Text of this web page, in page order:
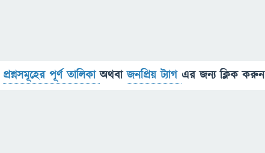
প্রশ্নসমূহের পূর্ণ তালিকাঅথবাজনপ্রিয় ট্যাগ এর জন্য ক্লিক করুন